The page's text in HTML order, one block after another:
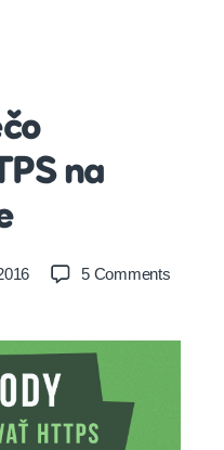
na
5 Commentson
prečo